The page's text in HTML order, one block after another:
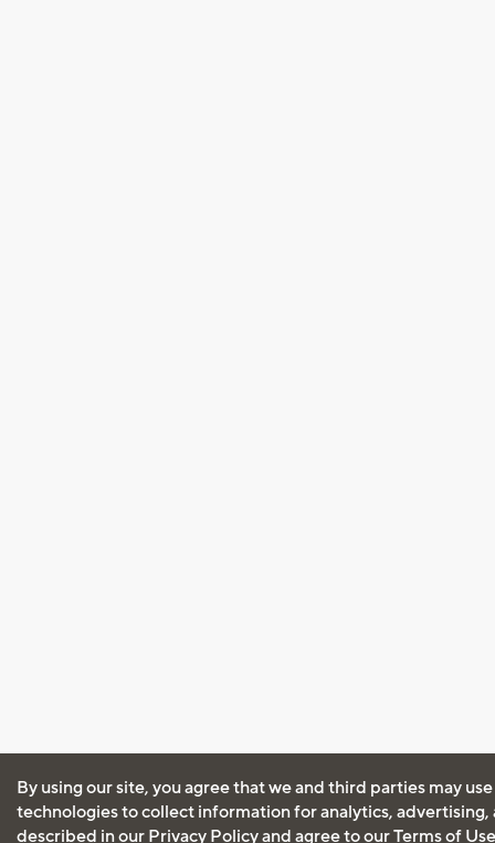
By using our site, you agree that we and third parties may
technologies to collect information for analytics, advertising,
described in our Privacy Policyand agree to ourTerms of Use